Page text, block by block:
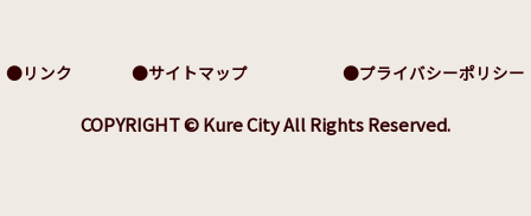
リンク サイトマップ プライバシーポリシー
COPYRIGHT © Kure City All Rights Reserved.